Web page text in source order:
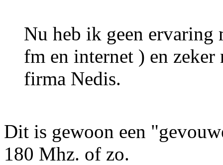
Nu heb ik geen ervaring
fm en internet ) en
firma Nedis.
Dit is gewoon een
180 Mhz. of zo.